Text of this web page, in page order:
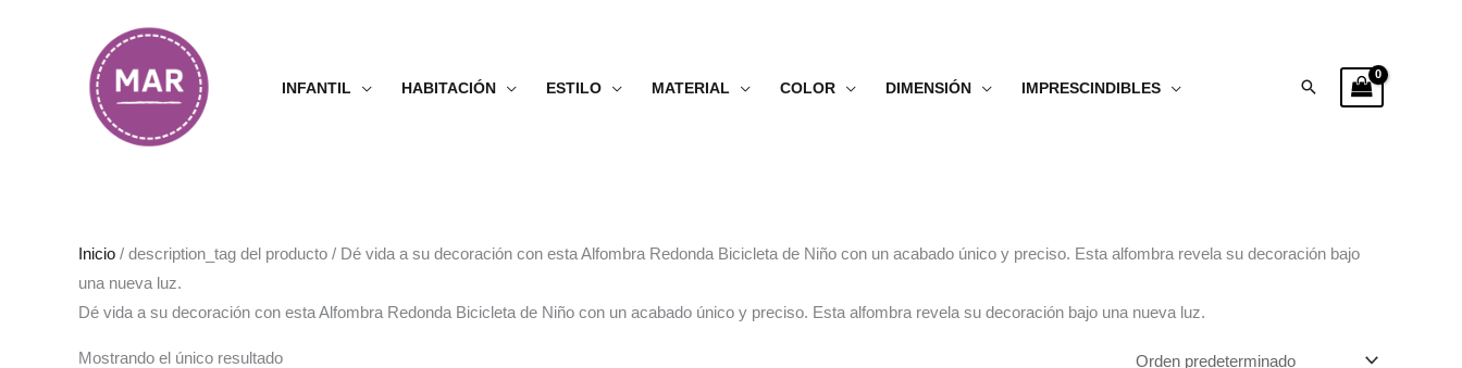
INFANTIL HABITACIÓN ESTILO MATERIAL COLOR DIMENSIÓN IMPRESCINDIBLES Buscar
Inicio / description_tag del producto / Dé vida a su decoración con esta Alfombra Redonda Bicicleta de Niño con un acabado único y preciso. Esta alfombra revela su decoración bajo
una nueva luz.
Dé vida a su decoración con esta Alfombra Redonda Bicicleta de Niño con un acabado único y preciso. Esta alfombra revela su decoración bajo una nueva luz.
Mostrando el único resultado